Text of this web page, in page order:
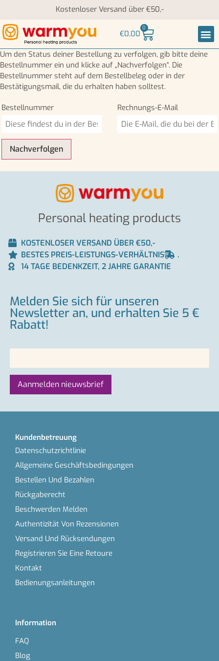
Kostenloser Versand über €50,-
€0,00
0
Um den Status deiner Bestellung zu verfolgen, gib bitte deine
Bestellnummer ein und klicke auf „Nachverfolgen“. Die
Bestellnummer steht auf dem Bestellbeleg oder in der
Bestätigungsmail, die du erhalten haben solltest.
Bestellnummer Rechnungs-E-Mail
Nachverfolgen
Personal heating products
KOSTENLOSER VERSAND ÜBER €50,-
BESTES PREIS-LEISTUNGS-VERHÄLTNIS
.
14 TAGE BEDENKZEIT, 2 JAHRE GARANTIE
Melden Sie sich für unseren
Newsletter an, und erhalten Sie 5 €
Rabatt!
Kundenbetreuung
Datenschutzrichtlinie
Allgemeine Geschäftsbedingungen
Bestellen Und Bezahlen
Rückgaberecht
Beschwerden Melden
Authentizität Von Rezensionen
Versand Und Rücksendungen
Registrieren Sie Eine Retoure
Kontakt
Bedienungsanleitungen
Information
FAQ
Blog